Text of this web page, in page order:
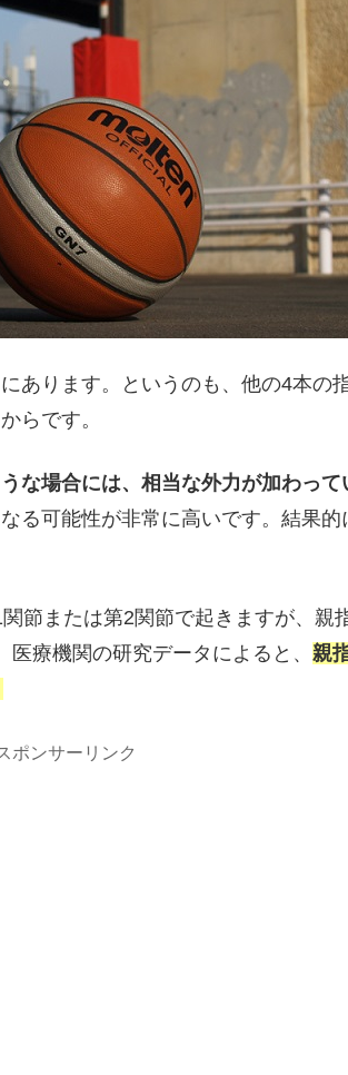
あります。というのも、他の4本の
らです。
な場合には、相当な外力が加わっ
る可能性が非常に高いです。結果的
節または第2関節で起きますが、親
療機関の研究データによると、 親
ポンサーリンク